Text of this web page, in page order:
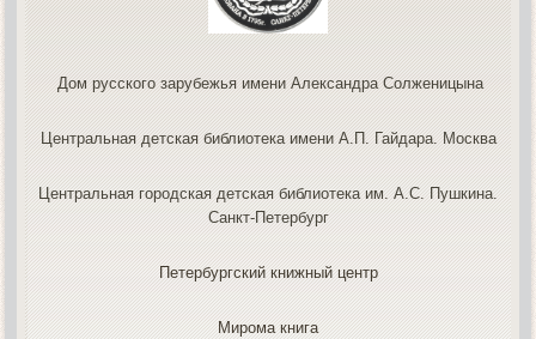
Дом русского зарубежья имени Александра Солженицына
Центральная детская библиотека имени А.П. Гайдара. Москва
Центральная городская детская библиотека им. А.С. Пушкина.
Санкт-Петербург
Петербургский книжный центр
Мирома книга